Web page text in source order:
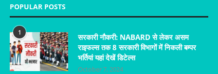
POPULAR POSTS
1
सरकारी नौकरी: NABARD से लेकर असम
राइफल्स तक 8 सरकारी विभागों में निकली बम्पर
भर्तियां यहां देखें डिटेल्स
October 7, 2024